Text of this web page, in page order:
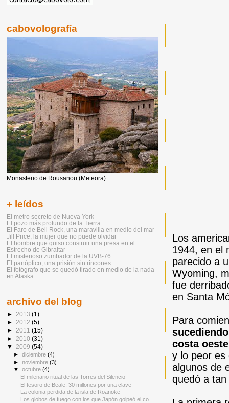
Los
1944, en el
parecido a
Wyoming,
fue
en Santa
Para
sucediendo
costa oeste
y lo peor es
algunos de
quedó a
cabovolografía
Monasterio de Rousanou (Meteora)
+ leídos
El metro secreto de Nueva York
El pozo más profundo de la Tierra
El Faro de Bell Rock, una maravilla en medio del mar
Jill Price, la mujer que no puede olvidar
El hombre que quiso construir una presa en el
Estrecho de Gibraltar
El misterioso zumbador de la UVB-76
El panóptico, una prisión sin rincones
El fotógrafo que se quedó tirado en medio de la nada
en Alaska
archivo del blog
► 2013 (1)
► 2012 (5)
► 2011 (15)
► 2010 (31)
▼ 2009 (54)
►diciembre(4)
► noviembre(3)
▼octubre(4)
El milenario ritual de las Torres del Silencio
El tesoro de Beale, 30 millones por una clave
La colonia perdida de la isla de Roanoke
Los globos de fuego con los que Japón golpeó el co...